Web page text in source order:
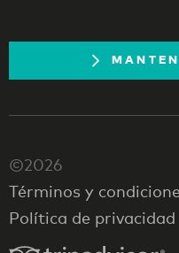
©2026
Términos y
Política de privacidad